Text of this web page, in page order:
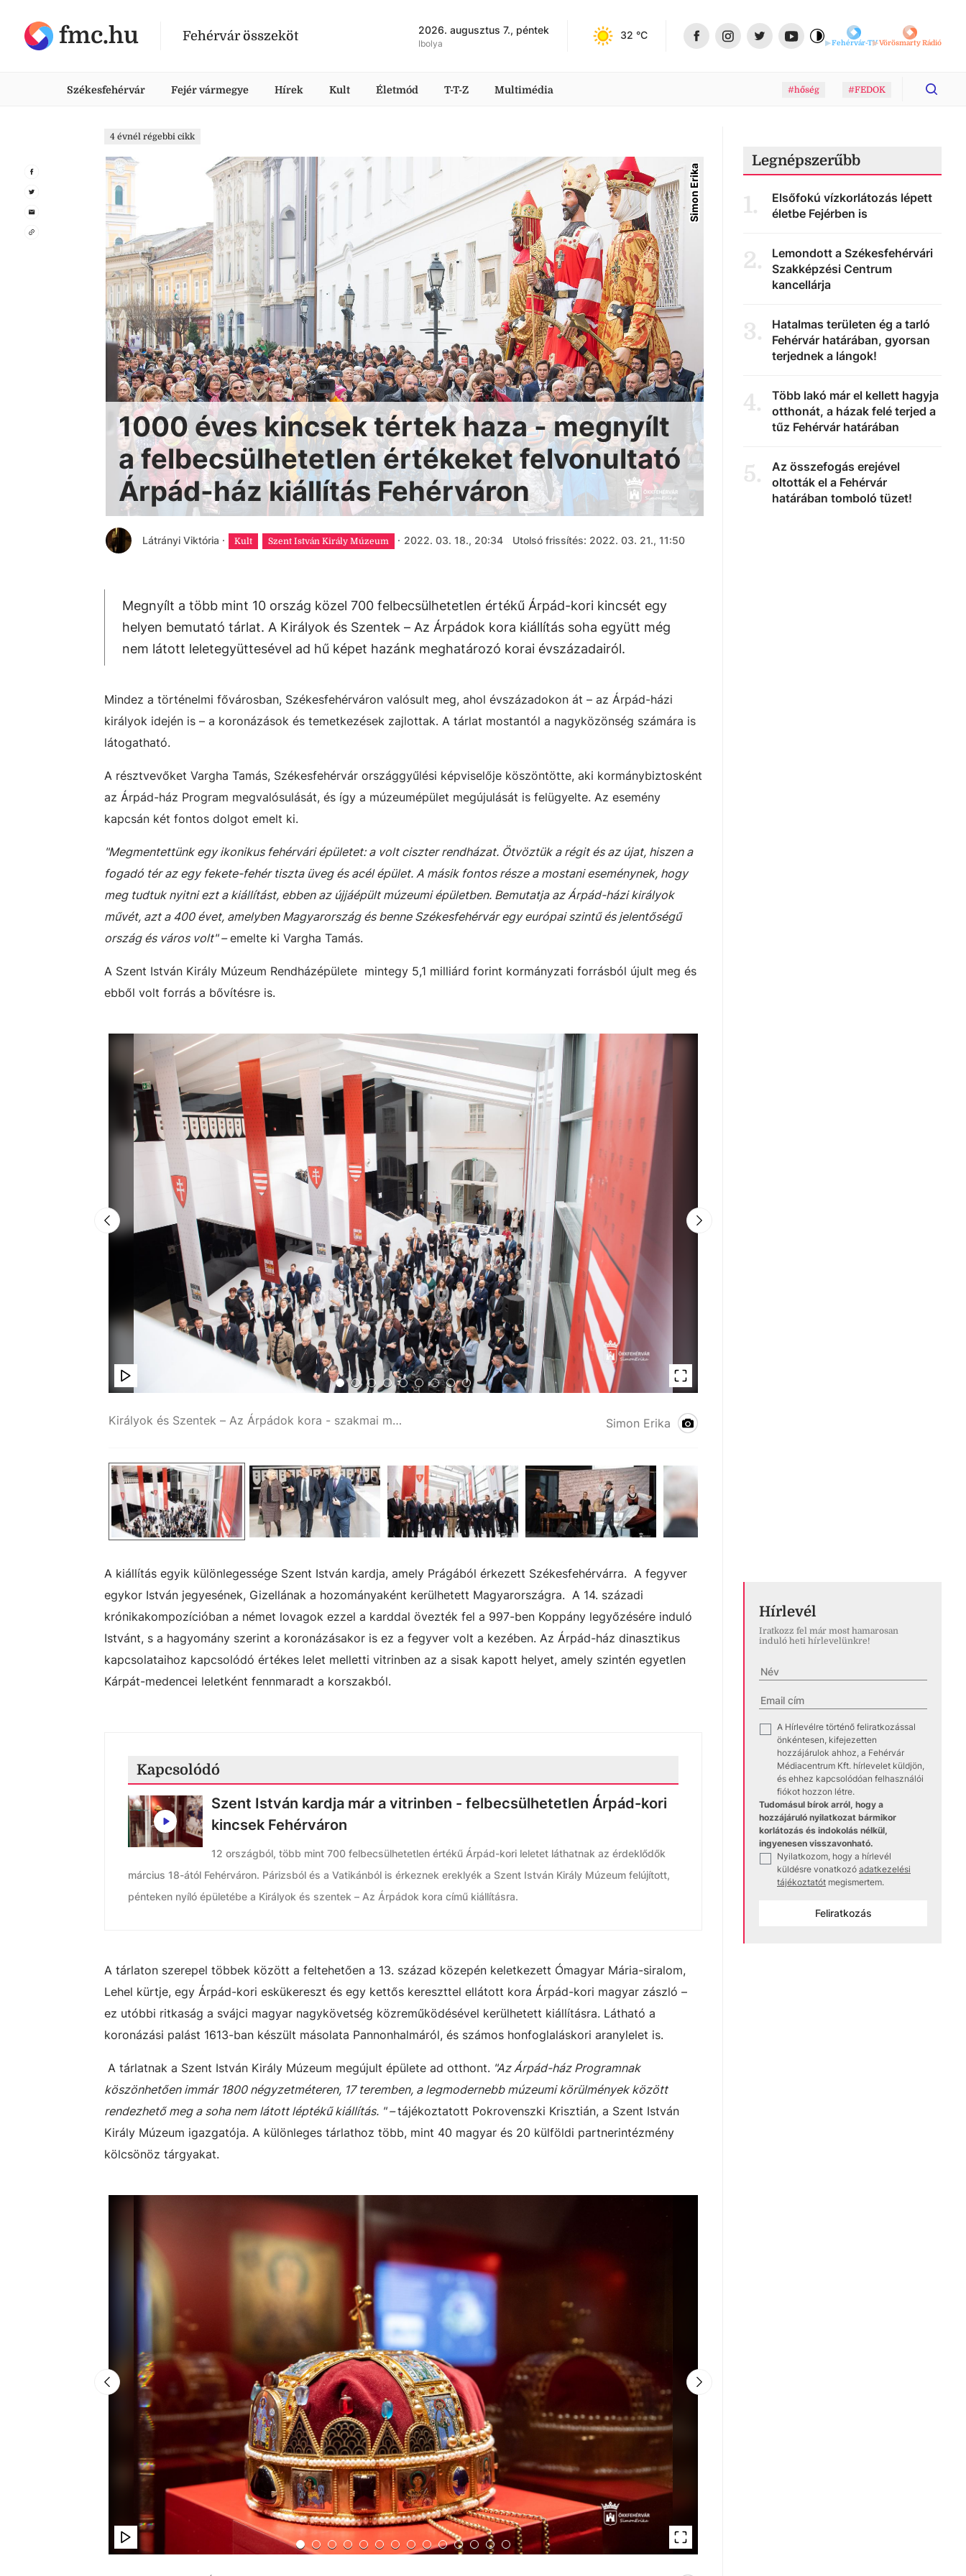
fmc.hu Fehérvár összeköt 2026. augusztus 7., péntek
Ibolya
32 °C
Fehérvár-TVVörösmarty Rádió
Székesfehérvár Fejér vármegye Hírek Kult Életmód T-T-Z Multimédia #hőség #FEDOK
4 évnél régebbi cikk
Simon Erika
1000 éves kincsek tértek haza - megnyílt
a felbecsülhetetlen értékeket felvonultató
Árpád-ház kiállítás Fehérváron
Látrányi Viktória · Kult Szent István Király Múzeum · 2022. 03. 18., 20:34 Utolsó frissítés: 2022. 03. 21., 11:50
Megnyílt a több mint 10 ország közel 700 felbecsülhetetlen értékű Árpád-kori kincsét egy
helyen bemutató tárlat. A Királyok és Szentek – Az Árpádok kora kiállítás soha együtt még
nem látott leletegyüttesével ad hű képet hazánk meghatározó korai évszázadairól.
Mindez a történelmi fővárosban, Székesfehérváron valósult meg, ahol évszázadokon át – az Árpád-házi
királyok idején is – a koronázások és temetkezések zajlottak. A tárlat mostantól a nagyközönség számára is
látogatható.
A résztvevőket Vargha Tamás, Székesfehérvár országgyűlési képviselője köszöntötte, aki kormánybiztosként
az Árpád-ház Program megvalósulását, és így a múzeumépület megújulását is felügyelte. Az esemény
kapcsán két fontos dolgot emelt ki.
"Megmentettünk egy ikonikus fehérvári épületet: a volt ciszter rendházat. Ötvöztük a régit és az újat, hiszen a
fogadó tér az egy fekete-fehér tiszta üveg és acél épület. A másik fontos része a mostani eseménynek, hogy
meg tudtuk nyitni ezt a kiállítást, ebben az újjáépült múzeumi épületben. Bemutatja az Árpád-házi királyok
művét, azt a 400 évet, amelyben Magyarország és benne Székesfehérvár egy európai szintű és jelentőségű
ország és város volt"–emelte ki Vargha Tamás.
A Szent István Király Múzeum Rendházépülete mintegy 5,1 milliárd forint kormányzati forrásból újult meg és
ebből volt forrás a bővítésre is.
Királyok és Szentek – Az Árpádok kora - szakmai megnyitó Simon Erika
A kiállítás egyik különlegessége Szent István kardja, amely Prágából érkezett Székesfehérvárra. A fegyver
egykor István jegyesének, Gizellának a hozományaként kerülhetett Magyarországra. A 14. századi
krónikakompozícióban a német lovagok ezzel a karddal övezték fel a 997-ben Koppány legyőzésére induló
Istvánt, s a hagyomány szerint a koronázásakor is ez a fegyver volt a kezében. Az Árpád-ház dinasztikus
kapcsolataihoz kapcsolódó értékes lelet melletti vitrinben az a sisak kapott helyet, amely szintén egyetlen
Kárpát-medencei leletként fennmaradt a korszakból.
Kapcsolódó
Szent István kardja már a vitrinben - felbecsülhetetlen Árpád-kori
kincsek Fehérváron
12 országból, több mint 700 felbecsülhetetlen értékű Árpád-kori leletet láthatnak az érdeklődők
március 18-ától Fehérváron. Párizsból és a Vatikánból is érkeznek ereklyék a Szent István Király Múzeum felújított,
pénteken nyíló épületébe a Királyok és szentek – Az Árpádok kora című kiállításra.
A tárlaton szerepel többek között a feltehetően a 13. század közepén keletkezett Ómagyar Mária-siralom,
Lehel kürtje, egy Árpád-kori eskükereszt és egy kettős kereszttel ellátott kora Árpád-kori magyar zászló –
ez utóbbi ritkaság a svájci magyar nagykövetség közreműködésével kerülhetett kiállításra. Látható a
koronázási palást 1613-ban készült másolata Pannonhalmáról, és számos honfoglaláskori aranylelet is.
A tárlatnak a Szent István Király Múzeum megújult épülete ad otthont. "Az Árpád-ház Programnak
köszönhetően immár 1800 négyzetméteren, 17 teremben, a legmodernebb múzeumi körülmények között
rendezhető meg a soha nem látott léptékű kiállítás. "– tájékoztatott Pokrovenszki Krisztián, a Szent István
Király Múzeum igazgatója. A különleges tárlathoz több, mint 40 magyar és 20 külföldi partnerintézmény
kölcsönöz tárgyakat.
Legnépszerűbb
1.
Elsőfokú vízkorlátozás lépett
életbe Fejérben is
2.
Lemondott a Székesfehérvári
Szakképzési Centrum
kancellárja
3.
Hatalmas területen ég a tarló
Fehérvár határában, gyorsan
terjednek a lángok!
4.
Több lakó már el kellett hagyja
otthonát, a házak felé terjed a
tűz Fehérvár határában
5.
Az összefogás erejével
oltották el a Fehérvár
határában tomboló tüzet!
Hírlevél
Iratkozz fel már most hamarosan
induló heti hírlevelünkre!
✓
A Hírlevélre történő feliratkozással
önkéntesen, kifejezetten
hozzájárulok ahhoz, a Fehérvár
Médiacentrum Kft. hírlevelet küldjön,
és ehhez kapcsolódóan felhasználói
fiókot hozzon létre.
Tudomásul bírok arról, hogy a
hozzájáruló nyilatkozat bármikor
korlátozás és indokolás nélkül,
ingyenesen visszavonható.
✓
Nyilatkozom, hogy a hírlevél
küldésre vonatkozó adatkezelési
tájékoztatót megismertem.
Feliratkozás